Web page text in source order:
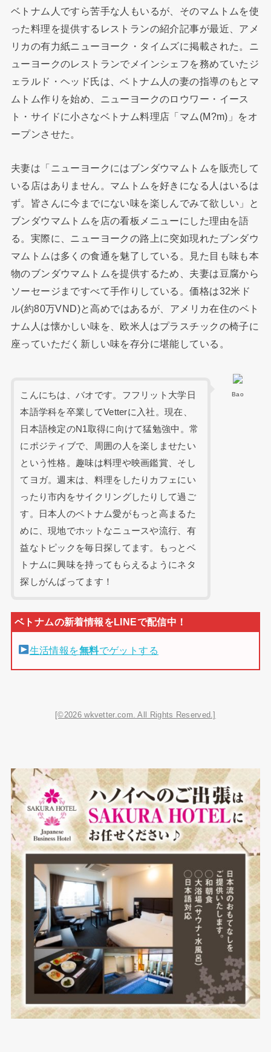
ベトナム人ですら苦手な人もいるが、そのマムトムを使
った料理を提供するレストランの紹介記事が最近、アメ
リカの有力紙ニューヨーク・タイムズに掲載された。ニ
ューヨークのレストランでメインシェフを務めていたジ
ェラルド・ヘッド氏は、ベトナム人の妻の指導のもとマ
ムトム作りを始め、ニューヨークのロウワー・イース
ト・サイドに小さなベトナム料理店「マム(M?m)」をオ
ープンさせた。
夫妻は「ニューヨークにはブンダウマムトムを販売して
いる店はありません。マムトムを好きになる人はいるは
ず。皆さんに今までにない味を楽しんでみて欲しい」と
ブンダウマムトムを店の看板メニューにした理由を語
る。実際に、ニューヨークの路上に突如現れたブンダウ
マムトムは多くの食通を魅了している。見た目も味も本
物のブンダウマムトムを提供するため、夫妻は豆腐から
ソーセージまですべて手作りしている。価格は32米ド
ル(約80万VND)と高めではあるが、アメリカ在住のベト
ナム人は懐かしい味を、欧米人はプラスチックの椅子に
座っていただく新しい味を存分に堪能している。
Bao
こんにちは、バオです。フフリット大学日
本語学科を卒業してVetterに入社。現在、
日本語検定のN1取得に向けて猛勉強中。常
にポジティブで、周囲の人を楽しませたい
という性格。趣味は料理や映画鑑賞、そし
てヨガ。週末は、料理をしたりカフェにい
ったり市内をサイクリングしたりして過ご
す。日本人のベトナム愛がもっと高まるた
めに、現地でホットなニュースや流行、有
益なトピックを毎日探してます。もっとベ
トナムに興味を持ってもらえるようにネタ
探しがんばってます！
生活情報を無料でゲットする
[©2026 wkvetter.com. All Rights Reserved.]